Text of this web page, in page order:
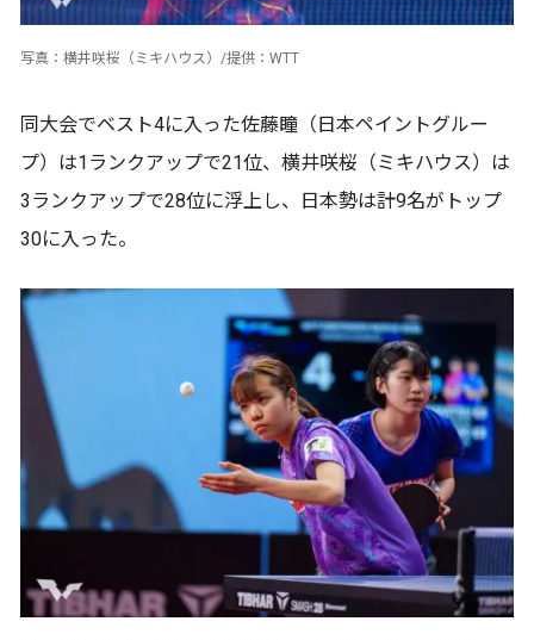
写真：横井咲桜（ミキハウス）/提供：WTT
同大会でベスト4に入った佐藤瞳（日本ペイントグルー
プ）は1ランクアップで21位、横井咲桜（ミキハウス）は
3ランクアップで28位に浮上し、日本勢は計9名がトップ
30に入った。